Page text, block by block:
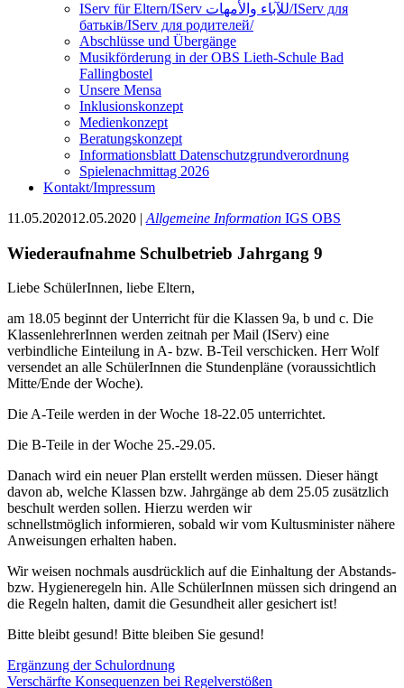
IServ für Eltern/IServ للآباء والأمهات/IServ для
батьків/IServ для родителей/
Abschlüsse und Übergänge
Musikförderung in der OBS Lieth-Schule Bad
Fallingbostel
Unsere Mensa
Inklusionskonzept
Medienkonzept
Beratungskonzept
Informationsblatt Datenschutzgrundverordnung
Spielenachmittag 2026
Kontakt/Impressum
11.05.202012.05.2020 | Allgemeine Information IGS OBS
Wiederaufnahme Schulbetrieb Jahrgang 9
Liebe SchülerInnen, liebe Eltern,
am 18.05 beginnt der Unterricht für die Klassen 9a, b und c. Die
KlassenlehrerInnen werden zeitnah per Mail (IServ) eine
verbindliche Einteilung in A- bzw. B-Teil verschicken. Herr Wolf
versendet an alle SchülerInnen die Stundenpläne (voraussichtlich
Mitte/Ende der Woche).
Die A-Teile werden in der Woche 18-22.05 unterrichtet.
Die B-Teile in der Woche 25.-29.05.
Danach wird ein neuer Plan erstellt werden müssen. Dieser hängt
davon ab, welche Klassen bzw. Jahrgänge ab dem 25.05 zusätzlich
beschult werden sollen. Hierzu werden wir
schnellstmöglich informieren, sobald wir vom Kultusminister nähere
Anweisungen erhalten haben.
Wir weisen nochmals ausdrücklich auf die Einhaltung der Abstands-
bzw. Hygieneregeln hin. Alle SchülerInnen müssen sich dringend an
die Regeln halten, damit die Gesundheit aller gesichert ist!
Bitte bleibt gesund! Bitte bleiben Sie gesund!
Beitragsnavigation
Ergänzung der Schulordnung
Verschärfte Konsequenzen bei Regelverstößen